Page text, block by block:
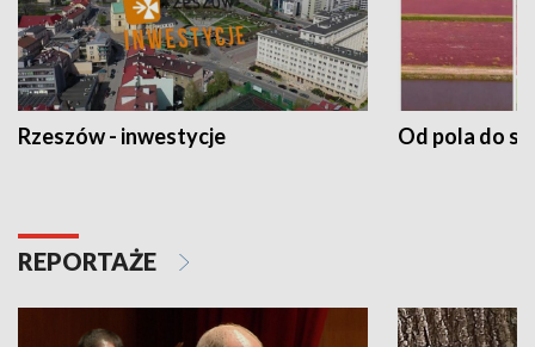
Rzeszów - inwestycje Od pola do
REPORTAŻE